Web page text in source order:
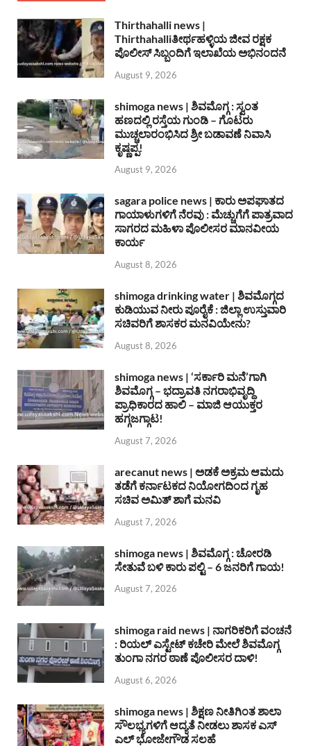
Thirthahalli news |
Thirthahalliತೀರ್ಥಹಳ್ಳಿಯ ಜೀವ ರಕ್ಷಕ
ಪೊಲೀಸ್ ಸಿಬ್ಬಂದಿಗೆ ಇಲಾಖೆಯ ಅಭಿನಂದನೆ
August 9, 2026
shimoga news | ಶಿವಮೊಗ್ಗ : ಸ್ವಂತ
ಹಣದಲ್ಲಿ ರಸ್ತೆಯ ಗುಂಡಿ – ಗೊಟರು
ಮುಚ್ಚಲಾರಂಭಿಸಿದ ಶ್ರೀ ಬಡಾವಣೆ ನಿವಾಸಿ
ಕೃಷ್ಣಪ್ಪ!
August 9, 2026
sagara police news | ಕಾರು ಅಪಘಾತದ
ಗಾಯಾಳುಗಳಿಗೆ ನೆರವು : ಮೆಚ್ಚುಗೆಗೆ ಪಾತ್ರವಾದ
ಸಾಗರದ ಮಹಿಳಾ ಪೊಲೀಸರ ಮಾನವೀಯ
ಕಾರ್ಯ
August 8, 2026
shimoga drinking water | ಶಿವಮೊಗ್ಗದ
ಕುಡಿಯುವ ನೀರು ಪೂರೈಕೆ : ಜಿಲ್ಲಾ ಉಸ್ತುವಾರಿ
ಸಚಿವರಿಗೆ ಶಾಸಕರ ಮನವಿಯೇನು?
August 8, 2026
shimoga news | ‘ಸರ್ಕಾರಿ ಮನೆ’ಗಾಗಿ
ಶಿವಮೊಗ್ಗ – ಭದ್ರಾವತಿ ನಗರಾಭಿವೃದ್ದಿ
ಪ್ರಾಧಿಕಾರದ ಹಾಲಿ – ಮಾಜಿ ಆಯುಕ್ತರ
ಹಗ್ಗಜಗ್ಗಾಟ!
August 7, 2026
arecanut news | ಅಡಕೆ ಅಕ್ರಮ ಆಮದು
ತಡೆಗೆ ಕರ್ನಾಟಕದ ನಿಯೋಗದಿಂದ ಗೃಹ
ಸಚಿವ ಅಮಿತ್ ಶಾಗೆ ಮನವಿ
August 7, 2026
shimoga news | ಶಿವಮೊಗ್ಗ : ಚೋರಡಿ
ಸೇತುವೆ ಬಳಿ ಕಾರು ಪಲ್ಟಿ – 6 ಜನರಿಗೆ ಗಾಯ!
August 7, 2026
shimoga raid news | ನಾಗರಿಕರಿಗೆ ವಂಚನೆ
: ರಿಯಲ್ ಎಸ್ಟೇಟ್ ಕಚೇರಿ ಮೇಲೆ ಶಿವಮೊಗ್ಗ
ತುಂಗಾ ನಗರ ಠಾಣೆ ಪೊಲೀಸರ ದಾಳಿ!
August 6, 2026
shimoga news | ಶಿಕ್ಷಣ ನೀತಿಗಿಂತ ಶಾಲಾ
ಸೌಲಭ್ಯಗಳಿಗೆ ಆದ್ಯತೆ ನೀಡಲು ಶಾಸಕ ಎಸ್
ಎಲ್ ಭೋಜೇಗೌಡ ಸಲಹೆ